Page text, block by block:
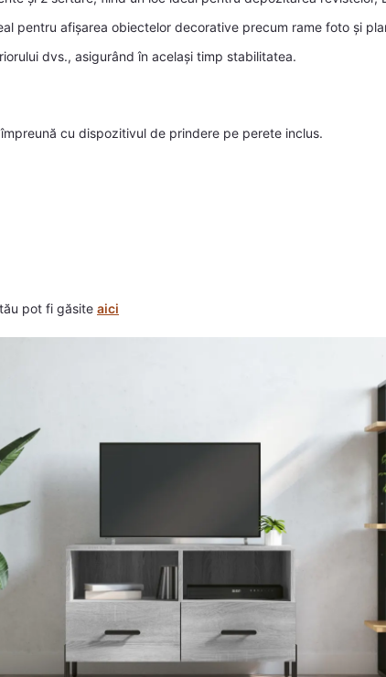
pentru afișarea obiectelor decorative precum rame foto și
dvs., asigurând în același timp stabilitatea.
cu dispozitivul de prindere pe perete inclus.
pot fi găsite aici